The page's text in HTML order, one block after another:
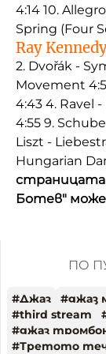
4:14 10.
Spring (Four
Ray
2. Dvořák -
Movement
4:43 4. Ravel
4:55 9.
Liszt -
Hungarian
страницата
Ботев"
ПО
#Джаз #джаз
#third stream
#джаз
#Третото